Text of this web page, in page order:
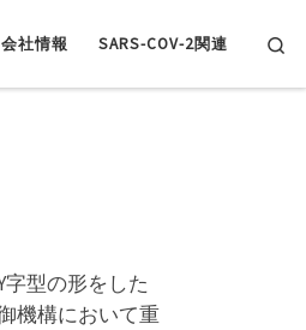
会社情報 SARS-COV-2関連
型の形をした
機構において重